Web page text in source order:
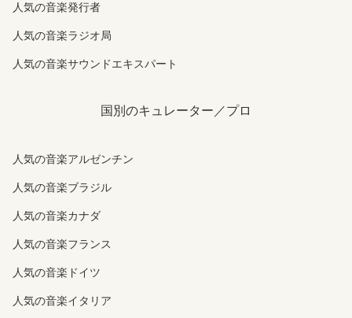
人気の音楽発行者
人気の音楽ラジオ局
人気の音楽サウンドエキスパート
国別のキュレーター／プロ
人気の音楽アルゼンチン
人気の音楽ブラジル
人気の音楽カナダ
人気の音楽フランス
人気の音楽ドイツ
人気の音楽イタリア